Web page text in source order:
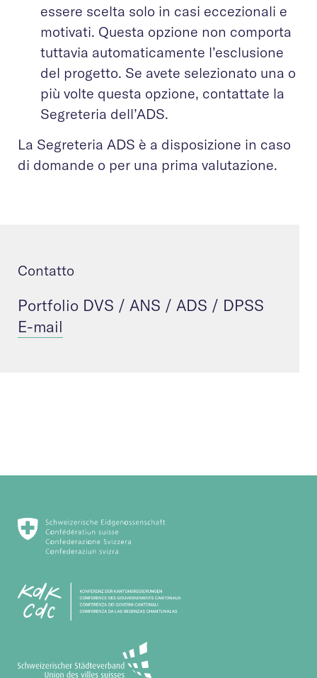
essere scelta solo in casi eccezionali e
motivati. Questa opzione non comporta
tuttavia automaticamente l’esclusione
del progetto. Se avete selezionato una o
più volte questa opzione, contattate la
Segreteria dell’ADS.
La Segreteria ADS è a disposizione in caso
di domande o per una prima valutazione.
Contatto
Portfolio DVS / ANS / ADS / DPSS
E-mail